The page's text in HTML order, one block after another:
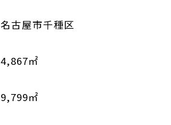
名古屋市千種区
4,867㎡
9,799㎡